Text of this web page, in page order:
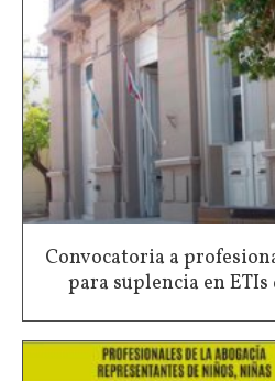
Convocatoria a
para suplencia en